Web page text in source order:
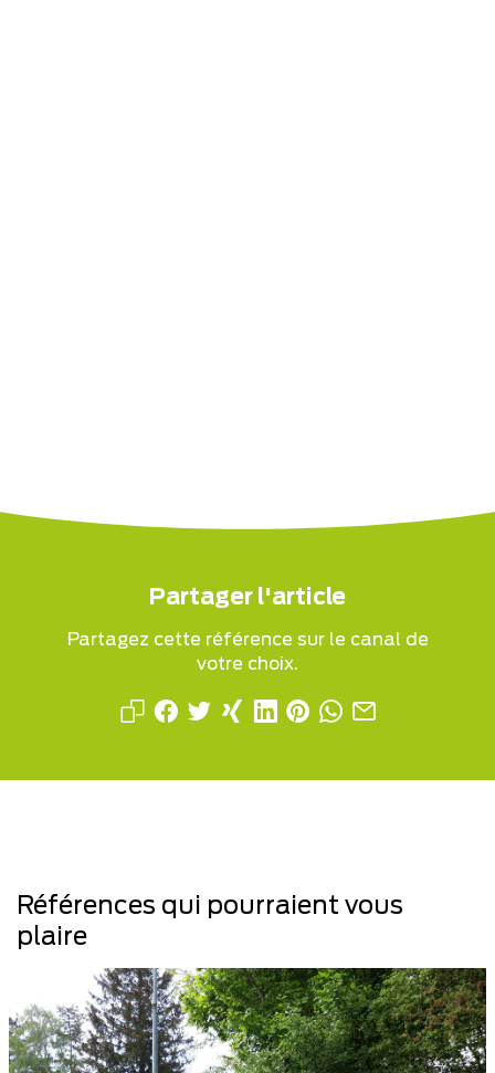
Partager l'article
Partagez cette référence sur le canal de
votre choix.
Références qui pourraient vous
plaire